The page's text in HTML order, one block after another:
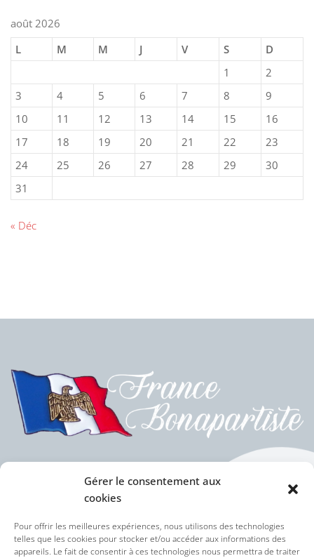
Gérer le consentement aux
cookies
Pour offrir les meilleures expériences, nous utilisons des technologies
telles que les cookies pour stocker et/ou accéder aux informations des
appareils. Le fait de consentir à ces technologies nous permettra de traiter
août 2026
L
M M J V S
D
1
2
3
4 5 6 7 8
9
10
11 12 13 14 15
16
17
18 19 20 21 22
23
24
25 26 27 28 29
30
31
« Déc
Politique des cookies (UE)